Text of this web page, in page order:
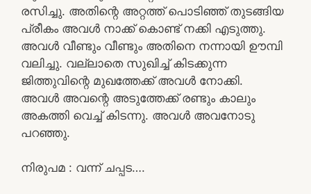
രസിച്ചു. അതിന്റെ അറ്റത്ത് പൊടിഞ്ഞ് തുടങ്ങിയ
പ്രീകം അവൾ നാക്ക് കൊണ്ട് നക്കി എടുത്തു.
അവൾ വീണ്ടും വീണ്ടും അതിനെ നന്നായി ഊമ്പി
വലിച്ചു. വല്ലാതെ സുഖിച്ച് കിടക്കുന്ന
ജിത്തുവിന്റെ മുഖത്തേക്ക് അവൾ നോക്കി.
അവൾ അവന്റെ അടുത്തേക്ക് രണ്ടും കാലും
അകത്തി വെച്ച് കിടന്നു. അവൾ അവനോടു
പറഞ്ഞു.
നിരുപമ : വന്ന് ചപ്പട….